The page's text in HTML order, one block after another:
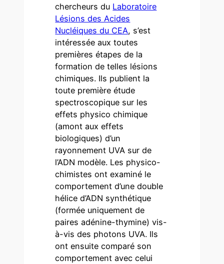
chercheurs du Laboratoire
Lésions des Acides
Nucléiques du CEA, s’est
intéressée aux toutes
premières étapes de la
formation de telles lésions
chimiques. Ils publient la
toute première étude
spectroscopique sur les
effets physico chimique
(amont aux effets
biologiques) d’un
rayonnement UVA sur de
l’ADN modèle. Les physico-
chimistes ont examiné le
comportement d’une double
hélice d’ADN synthétique
(formée uniquement de
paires adénine-thymine) vis-
à-vis des photons UVA. Ils
ont ensuite comparé son
comportement avec celui